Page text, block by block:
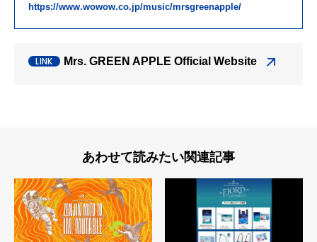
https://www.wowow.co.jp/music/mrsgreenapple/
Mrs. GREEN APPLE Official Website
あわせて読みたい関連記事